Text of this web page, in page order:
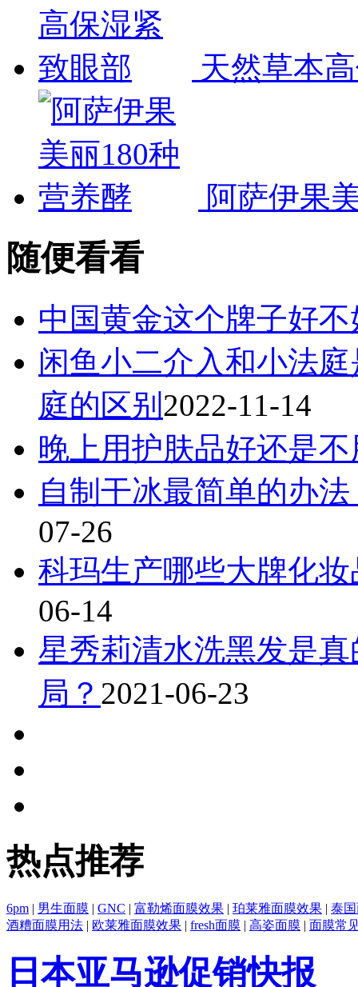
天然草本
阿萨伊果
随便看看
中国黄金这个牌子好不
闲鱼小二介入和小法
庭的区别 2022-11-14
晚上用护肤品好还是不
自制干冰最简单的办
07-26
科玛生产哪些大牌化
06-14
星秀莉清水洗黑发是
局？ 2021-06-23
热点推荐
6pm | 男生面膜 | GNC | 富勒烯面膜效果 | 珀莱雅面膜效果 | 泰
酒糟面膜用法 | 欧莱雅面膜效果 | fresh面膜 | 高姿面膜 | 面膜常
日本亚马逊促销快报